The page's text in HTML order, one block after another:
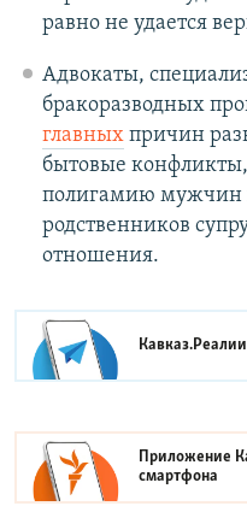
равно не удается
Адвокаты,
бракоразводных
главныхпричин
бытовые
полигамию мужчин
родственников
отношения.
Приложение
смартфона